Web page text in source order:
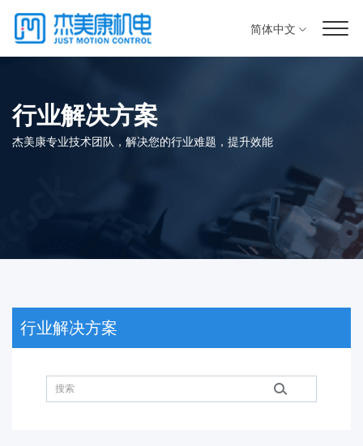
简体中文
行业解决方案
杰美康专业技术团队，解决您的行业难题，提升效能
行业解决方案